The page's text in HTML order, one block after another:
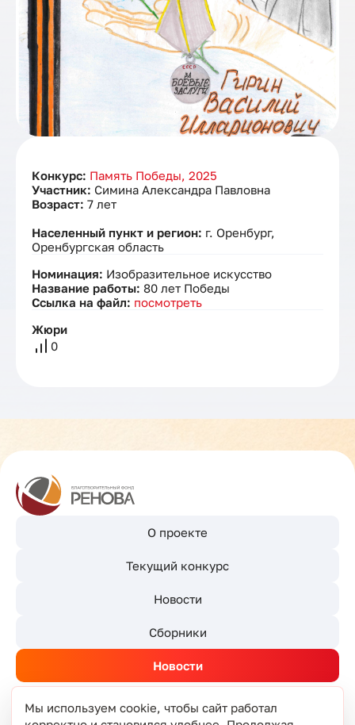
Конкурс: Память Победы, 2025
Участник: Симина Александра Павловна
Возраст: 7 лет
Населенный пункт и регион: г. Оренбург,
Оренбургская область
Номинация: Изобразительное искусство
Название работы: 80 лет Победы
Ссылка на файл: посмотреть
Жюри
0
О проекте
Текущий конкурс
Новости
Сборники
Новости
Мы используем cookie, чтобы сайт работал